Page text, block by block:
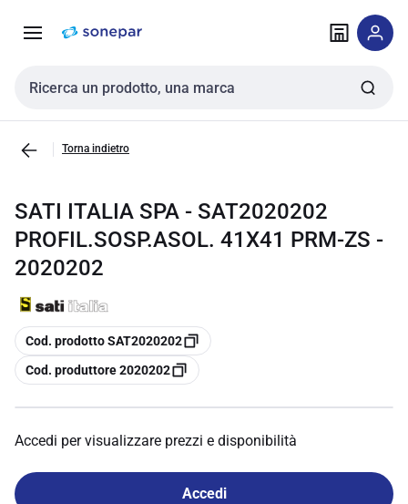
navigazione alla
Cerca input
Torna indietro
SATI ITALIA SPA - SAT2020202
PROFIL.SOSP.ASOL. 41X41 PRM-ZS -
2020202
copia
Cod. prodotto SAT2020202
copia
Cod. produttore 2020202
Accedi per visualizzare prezzi e disponibilità
Accedi